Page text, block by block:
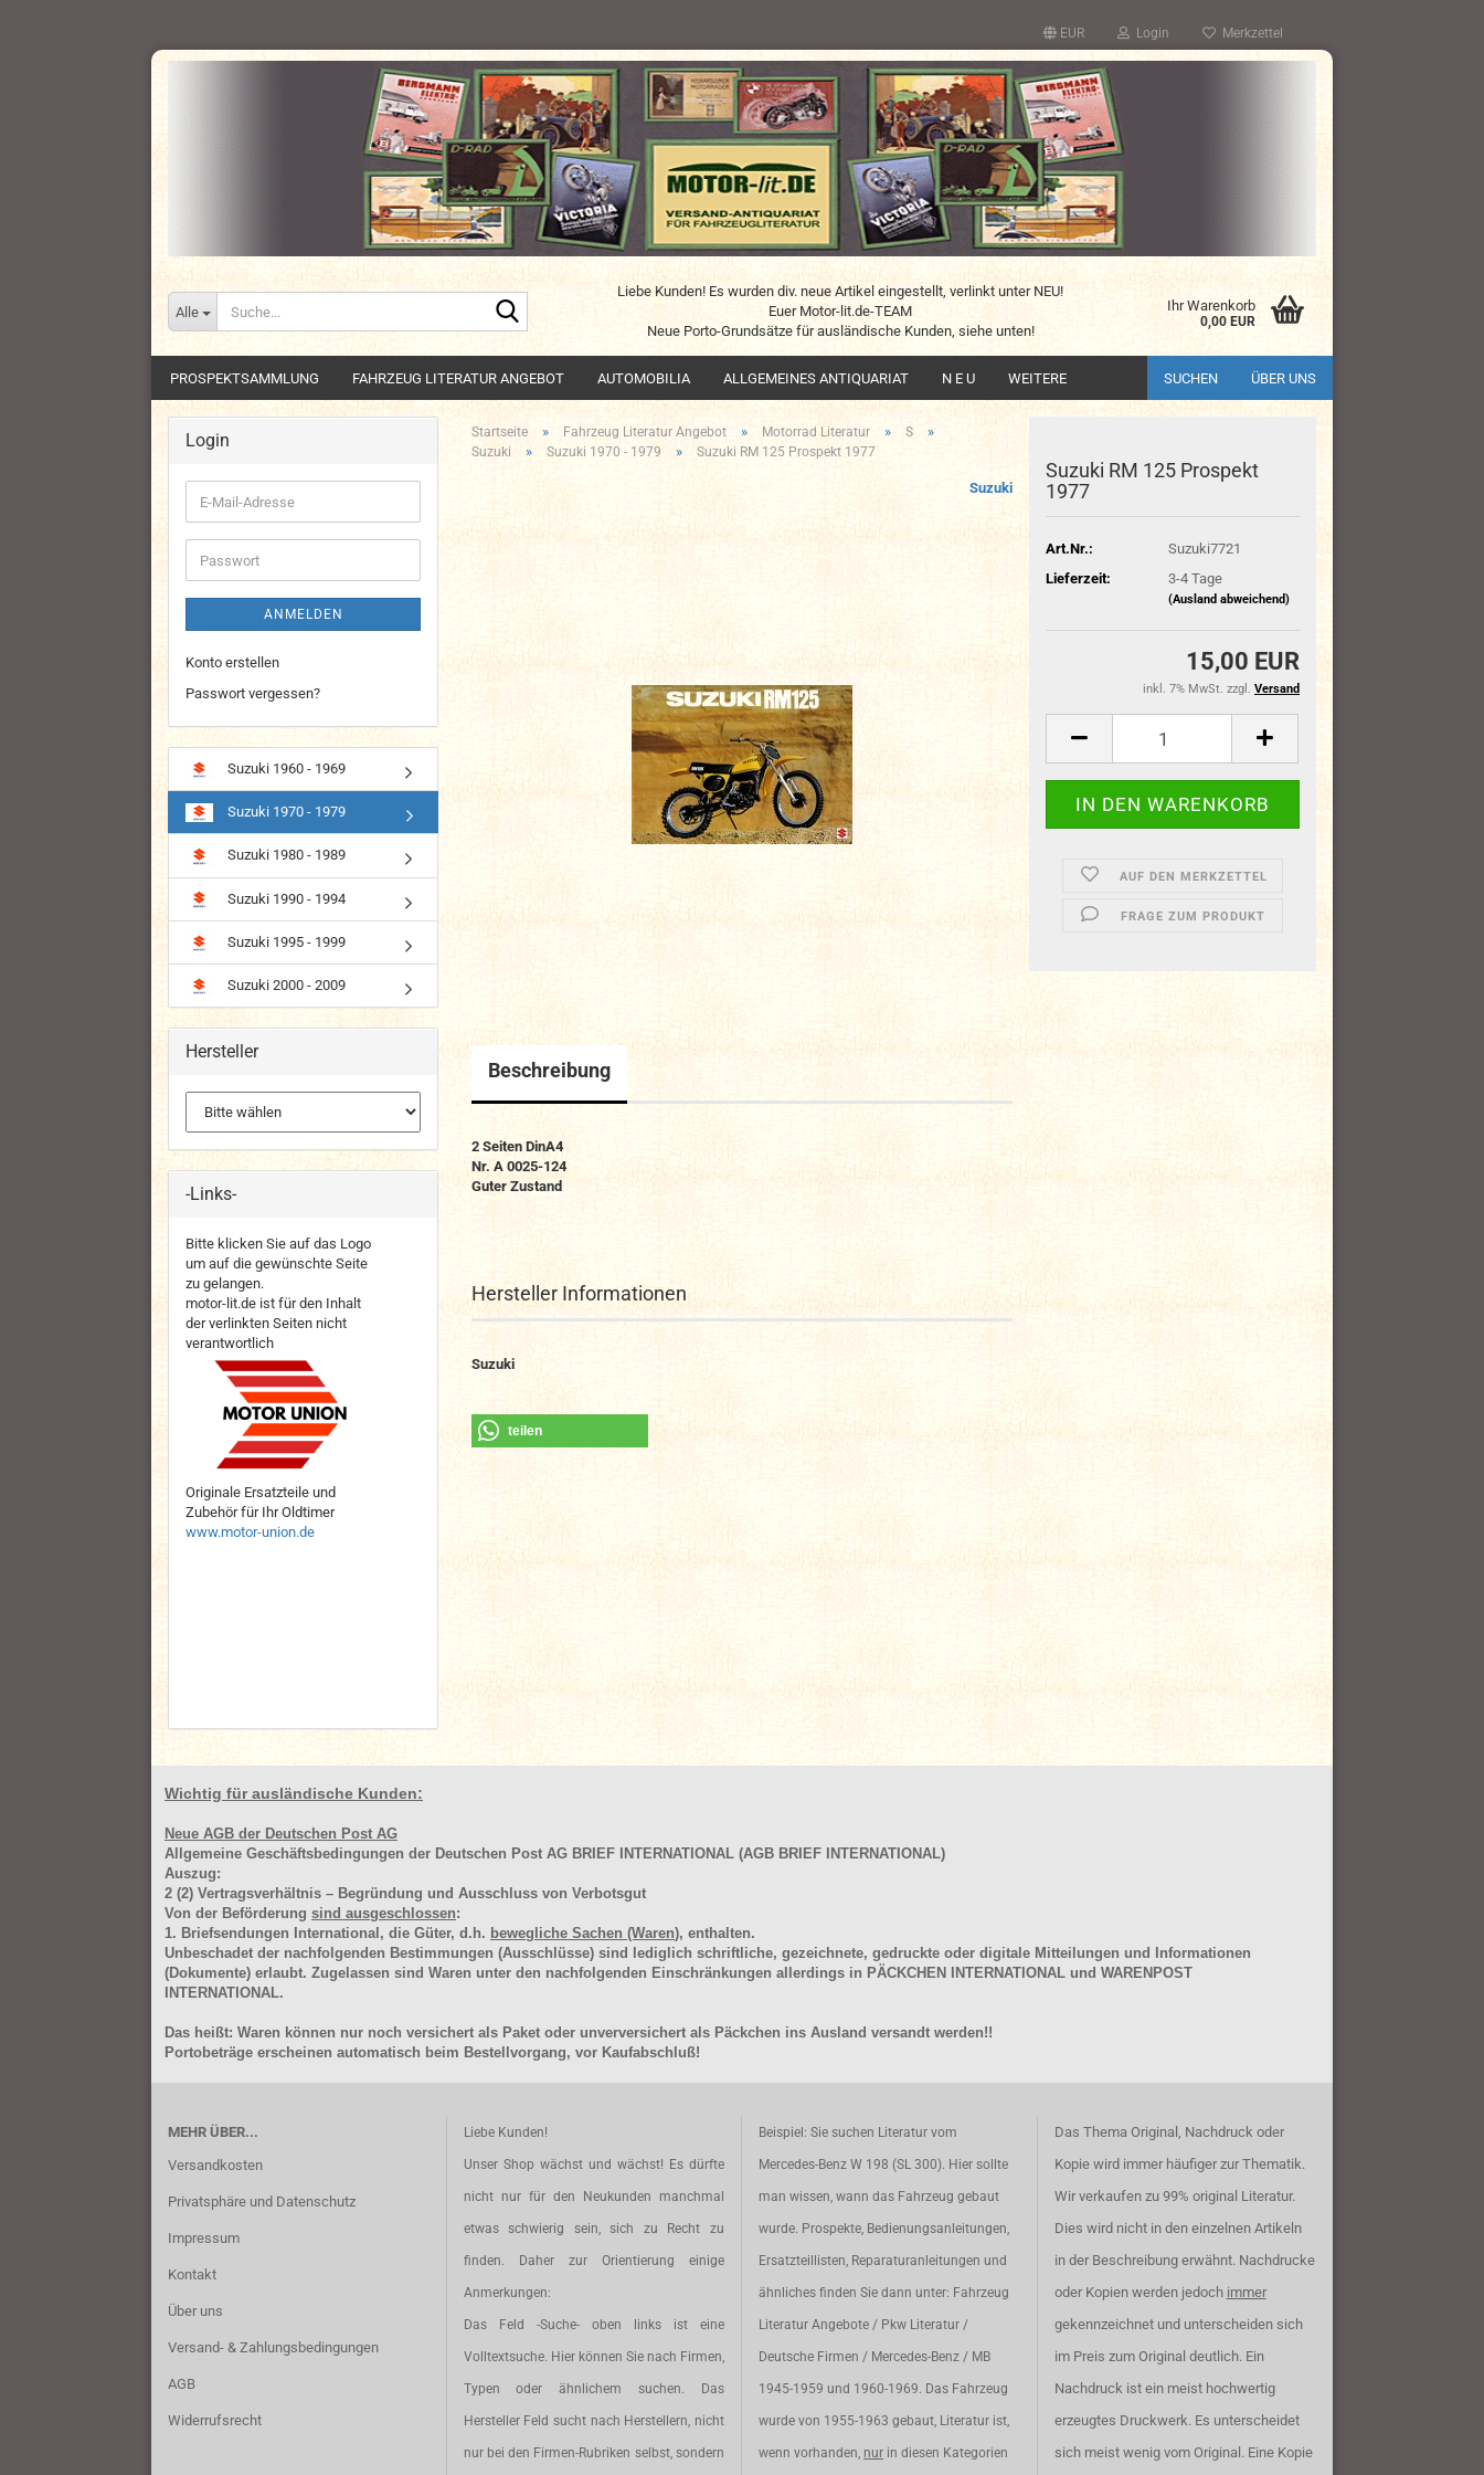
EUR Login Merkzettel
Alle
Liebe Kunden! Es wurden div. neue Artikel eingestellt, verlinkt unter NEU!
Euer Motor-lit.de-TEAM
Neue Porto-Grundsätze für ausländische Kunden, siehe unten!
Ihr Warenkorb
0,00 EUR
PROSPEKTSAMMLUNG FAHRZEUG LITERATUR ANGEBOT AUTOMOBILIA ALLGEMEINES ANTIQUARIAT N E U SUCHEN ÜBER UNS
WEITERE
Startseite » Fahrzeug Literatur Angebot » Motorrad Literatur » S »
Suzuki » Suzuki 1970 - 1979 » Suzuki RM 125 Prospekt 1977
Suzuki
Suzuki RM 125 Prospekt
1977
Art.Nr.:
Suzuki7721
Lieferzeit:
3-4 Tage
(Ausland abweichend)
15,00 EUR
inkl. 7% MwSt. zzgl. Versand
AUF DEN MERKZETTEL
FRAGE ZUM PRODUKT
Beschreibung
2 Seiten DinA4
Nr. A 0025-124
Guter Zustand
Hersteller Informationen
Suzuki
teilen
Login
E-
Mail-
Adresse
Passwort
ANMELDEN
Konto erstellen
Passwort vergessen?
Suzuki 1960 - 1969
Suzuki 1970 - 1979
Suzuki 1980 - 1989
Suzuki 1990 - 1994
Suzuki 1995 - 1999
Suzuki 2000 - 2009
Hersteller
-Links-
Bitte klicken Sie auf das Logo
um auf die gewünschte Seite
zu gelangen.
motor-lit.de ist für den Inhalt
der verlinkten Seiten nicht
verantwortlich
Originale Ersatzteile und
Zubehör für Ihr Oldtimer
www.motor-union.de
Wichtig für ausländische Kunden:
Neue AGB der Deutschen Post AG
Allgemeine Geschäftsbedingungen der Deutschen Post AG BRIEF INTERNATIONAL (AGB BRIEF INTERNATIONAL)
Auszug:
2 (2) Vertragsverhältnis – Begründung und Ausschluss von Verbotsgut
Von der Beförderung sind ausgeschlossen:
1. Briefsendungen International, die Güter, d.h. bewegliche Sachen (Waren), enthalten.
Unbeschadet der nachfolgenden Bestimmungen (Ausschlüsse) sind lediglich schriftliche, gezeichnete, gedruckte oder digitale Mitteilungen und Informationen
(Dokumente) erlaubt. Zugelassen sind Waren unter den nachfolgenden Einschränkungen allerdings in PÄCKCHEN INTERNATIONAL und WARENPOST
INTERNATIONAL.
Das heißt: Waren können nur noch versichert als Paket oder unverversichert als Päckchen ins Ausland versandt werden!!
Portobeträge erscheinen automatisch beim Bestellvorgang, vor Kaufabschluß!
MEHR ÜBER...
Versandkosten
Privatsphäre und Datenschutz
Impressum
Kontakt
Über uns
Versand- & Zahlungsbedingungen
AGB
Widerrufsrecht
Liebe Kunden!
Unser Shop wächst und wächst! Es dürfte
nicht nur für den Neukunden manchmal
etwas schwierig sein, sich zu Recht zu
finden. Daher zur Orientierung einige
Anmerkungen:
Das Feld -Suche- oben links ist eine
Volltextsuche. Hier können Sie nach Firmen,
Typen oder ähnlichem suchen. Das
Hersteller Feld sucht nach Herstellern, nicht
nur bei den Firmen-Rubriken selbst, sondern
Beispiel: Sie suchen Literatur vom
Mercedes-Benz W 198 (SL 300). Hier sollte
man wissen, wann das Fahrzeug gebaut
wurde. Prospekte, Bedienungsanleitungen,
Ersatzteillisten, Reparaturanleitungen und
ähnliches finden Sie dann unter: Fahrzeug
Literatur Angebote / Pkw Literatur /
Deutsche Firmen / Mercedes-Benz / MB
1945-1959 und 1960-1969. Das Fahrzeug
wurde von 1955-1963 gebaut, Literatur ist,
wenn vorhanden, nur in diesen Kategorien
Das Thema Original, Nachdruck oder
Kopie wird immer häufiger zur Thematik.
Wir verkaufen zu 99% original Literatur.
Dies wird nicht in den einzelnen Artikeln
in der Beschreibung erwähnt. Nachdrucke
oder Kopien werden jedoch immer
gekennzeichnet und unterscheiden sich
im Preis zum Original deutlich. Ein
Nachdruck ist ein meist hochwertig
erzeugtes Druckwerk. Es unterscheidet
sich meist wenig vom Original. Eine Kopie